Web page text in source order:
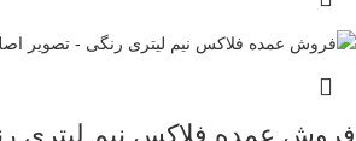
فروش عمده فلاکس نیم لیتری